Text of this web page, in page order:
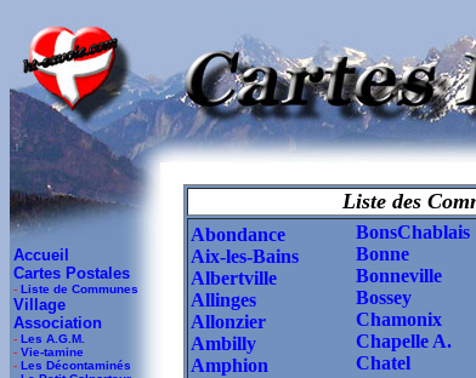
Accueil
Cartes Postales
- Liste de Communes
Village
Association
- Les A.G.M.
- Vie-tamine
- Les Décontaminés
Liste des
Abondance
Aix-les-Bains
Albertville
Allinges
Allonzier
Ambilly
Amphion
BonsChablais
Bonne
Bonneville
Bossey
Chamonix
Chapelle A.
Chatel